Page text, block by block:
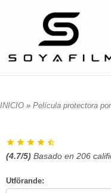
INICIO » Película protectora
(4.7/5) Basado en 206
Utförande: